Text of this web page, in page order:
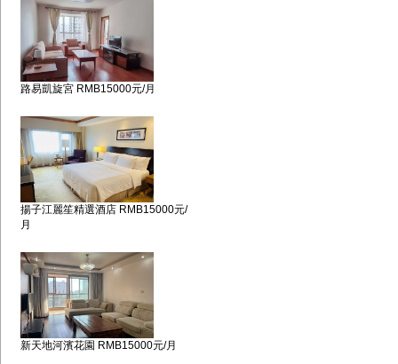
路易凱旋宮 RMB15000元/月
揚子江麗笙精選酒店 RMB15000元/
月
新天地河濱花園 RMB15000元/月